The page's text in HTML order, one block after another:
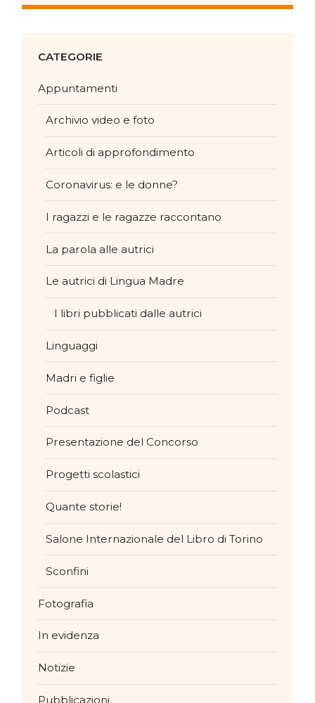
CATEGORIE
Appuntamenti
Archivio video e foto
Articoli di approfondimento
Coronavirus: e le donne?
I ragazzi e le ragazze raccontano
La parola alle autrici
Le autrici di Lingua Madre
I libri pubblicati dalle autrici
Linguaggi
Madri e figlie
Podcast
Presentazione del Concorso
Progetti scolastici
Quante storie!
Salone Internazionale del Libro di Torino
Sconfini
Fotografia
In evidenza
Notizie
Pubblicazioni